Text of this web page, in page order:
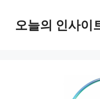
오늘의 인사이